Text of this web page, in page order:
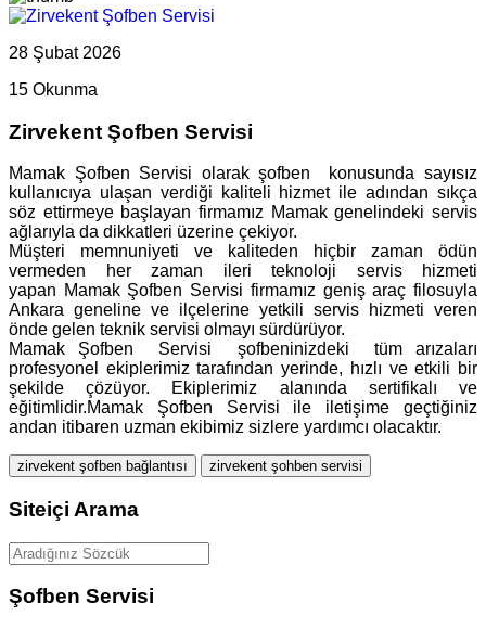
28 Şubat 2026
15 Okunma
Zirvekent Şofben Servisi
Mamak Şofben Servisi olarak şofben konusunda sayısız
kullanıcıya ulaşan verdiği kaliteli hizmet ile adından sıkça
söz ettirmeye başlayan firmamız Mamak genelindeki servis
ağlarıyla da dikkatleri üzerine çekiyor.
Müşteri memnuniyeti ve kaliteden hiçbir zaman ödün
vermeden her zaman ileri teknoloji servis hizmeti
yapan Mamak Şofben Servisi firmamız geniş araç filosuyla
Ankara geneline ve ilçelerine yetkili servis hizmeti veren
önde gelen teknik servisi olmayı sürdürüyor.
Mamak Şofben Servisi şofbeninizdeki tüm arızaları
profesyonel ekiplerimiz tarafından yerinde, hızlı ve etkili bir
şekilde çözüyor. Ekiplerimiz alanında sertifikalı ve
eğitimlidir.Mamak Şofben Servisi ile iletişime geçtiğiniz
andan itibaren uzman ekibimiz sizlere yardımcı olacaktır.
zirvekent şofben bağlantısı zirvekent şohben servisi
Siteiçi Arama
Şofben Servisi